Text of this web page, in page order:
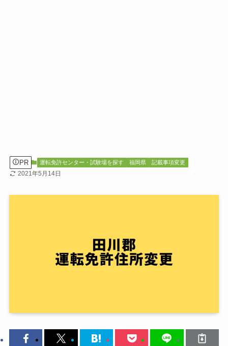
PR 運転免許センター・試験場を探す 福岡県 記載事項変更
2021年5月14日